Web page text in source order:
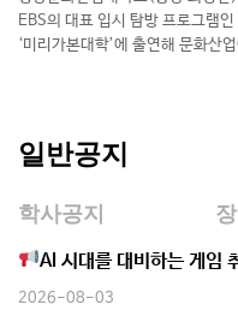
EBS의 대표 입시 탐방 프로그램인
‘미리가본대학’에 출연해 문화산업
공연예술스쿨 무대미술전공
(무대제작트랙,
일반공지
학사공지
AI 시대를 대비하는 게임
2026-08-03